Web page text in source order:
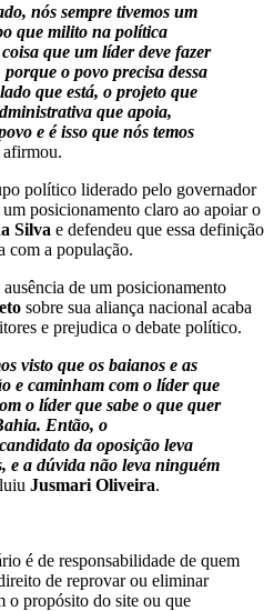
nós sempre tivemos um
que milito na política
que um líder deve fazer
o povo precisa dessa
que está, o projeto que
que apoia,
e é isso que nós temos
afirmou.
político liderado pelo governador
um posicionamento claro ao apoiar o
Silva e defendeu que essa definição
com a população.
de um posicionamento
sobre sua aliança nacional acaba
e prejudica o debate político.
visto que os baianos e as
e caminham com o líder que
o líder que sabe o que quer
Então, o
da oposição leva
e a dúvida não leva ninguém
Jusmari Oliveira.
é de responsabilidade de quem
de reprovar ou eliminar
o propósito do site ou que